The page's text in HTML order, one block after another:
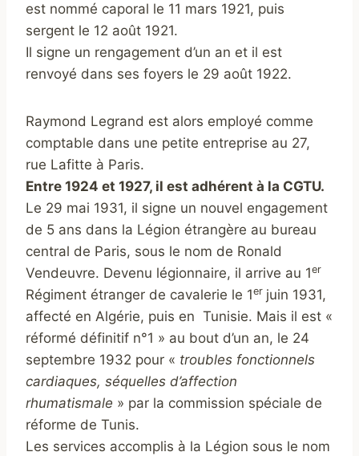
est nommé caporal le 11 mars 1921, puis
sergent le 12 août 1921.
Il signe un rengagement d’un an et il est
renvoyé dans ses foyers le 29 août 1922.
Raymond Legrand est alors employé comme
comptable dans une petite entreprise au 27,
rue Lafitte à Paris.
Entre 1924 et 1927, il est adhérent à la CGTU.
Le 29 mai 1931, il signe un nouvel engagement
de 5 ans dans la Légion étrangère au bureau
central de Paris, sous le nom de Ronald
Vendeuvre. Devenu légionnaire, il arrive au 1er
Régiment étranger de cavalerie le 1er juin 1931,
affecté en Algérie, puis en Tunisie. Mais il est «
réformé définitif n°1 » au bout d’un an, le 24
septembre 1932 pour « troubles fonctionnels
cardiaques, séquelles d’affection
rhumatismale » par la commission spéciale de
réforme de Tunis.
Les services accomplis à la Légion sous le nom